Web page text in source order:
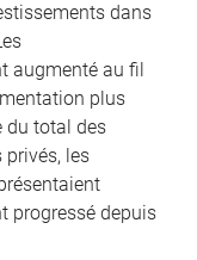
dans
augmenté au fil
plus
du total des
les
progressé depuis